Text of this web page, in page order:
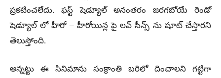
ప్రకటించలేదు. ఫస్ట్ షెడ్యూల్ అనంతరం జరగబోయే రెండో
షెడ్యూల్ లో హీరో – హీరోయిన్ల పై లవ్ సీన్స్ ను షూట్ చేస్తారని
తెలుస్తోంది.
అన్నట్టు ఈ సినిమాను సంక్రాంతి బరిలో దించాలని గట్టిగా